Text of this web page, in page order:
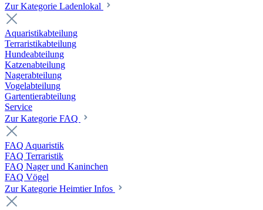
Zur Kategorie Ladenlokal
Aquaristikabteilung
Terraristikabteilung
Hundeabteilung
Katzenabteilung
Nagerabteilung
Vogelabteilung
Gartentierabteilung
Service
Zur Kategorie FAQ
FAQ Aquaristik
FAQ Terraristik
FAQ Nager und Kaninchen
FAQ Vögel
Zur Kategorie Heimtier Infos